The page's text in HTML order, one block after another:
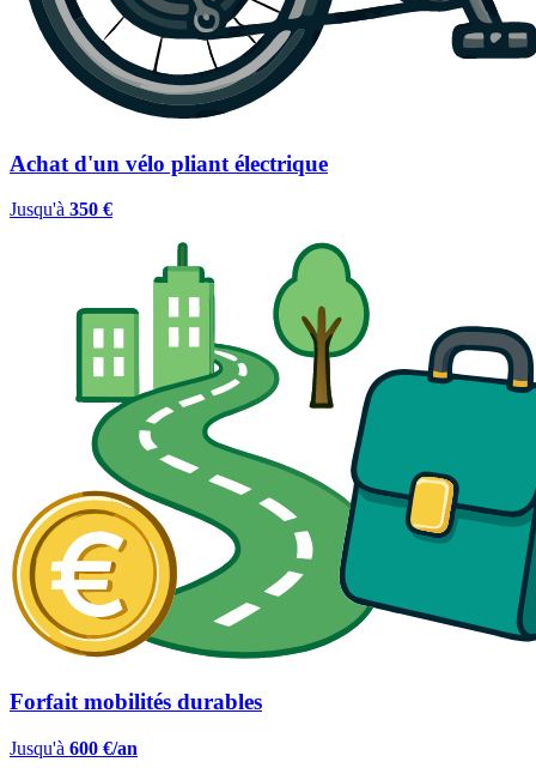
Achat d'un vélo pliant électrique
Jusqu'à 350 €
Forfait mobilités durables
Jusqu'à 600 €/an